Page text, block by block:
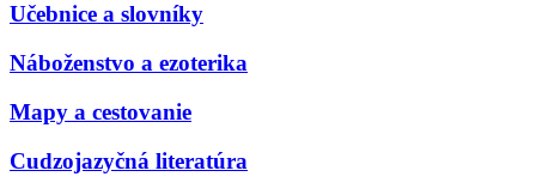
Učebnice a slovníky
Náboženstvo a ezoterika
Mapy a cestovanie
Cudzojazyčná literatúra